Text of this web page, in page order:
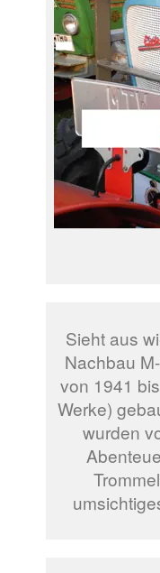
Sieht aus
Nachbau
von 1941
Werke)
wurden